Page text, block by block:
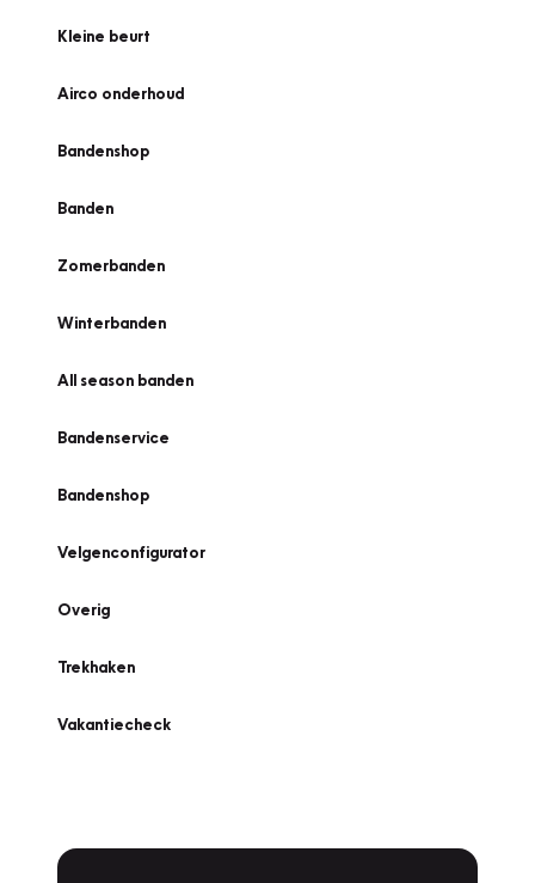
Kleine beurt
Airco onderhoud
Bandenshop
Banden
Zomerbanden
Winterbanden
All season banden
Bandenservice
Bandenshop
Velgenconfigurator
Overig
Trekhaken
Vakantiecheck